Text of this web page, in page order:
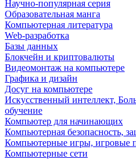
Научно-популярная серия
Образовательная манга
Компьютерная литература
Web-разработка
Базы данных
Блокчейн и криптовалюты
Видеомонтаж на компьютере
Графика и дизайн
Досуг на компьютере
Искусственный интеллект,
обучение
Компьютер для начинающих
Компьютерная безопасность,
Компьютерные игры, игровые
Компьютерные сети